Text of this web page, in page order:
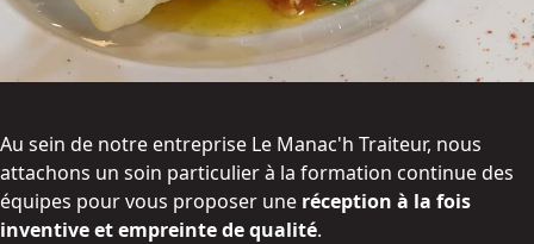
Au sein de notre entreprise Le Manac'h Traiteur, nous
attachons un soin particulier à la formation continue des
équipes pour vous proposer une réception à la fois
inventive et empreinte de qualité.